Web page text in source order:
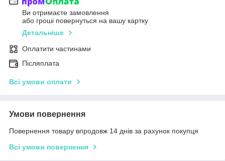
Ви отримаєте замовлення
або гроші повернуться на вашу картку
Детальніше
Оплатити частинами
Післяплата
Всі умови оплати
Умови повернення
Повернення товару впродовж 14 днів за рахунок покупця
Всі умови повернення